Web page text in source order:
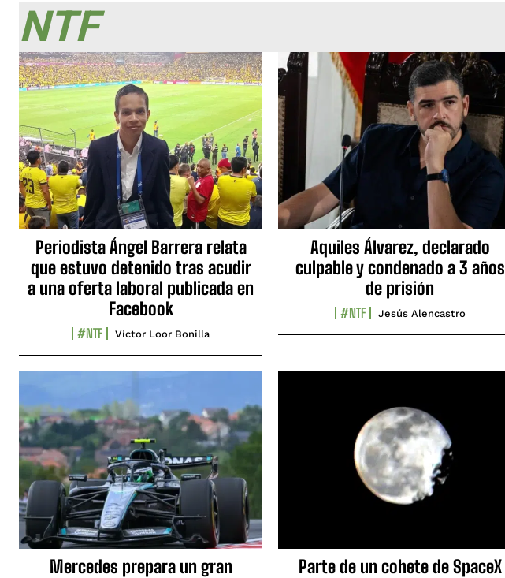
NTF
Periodista Ángel Barrera relata
que estuvo detenido tras acudir
a una oferta laboral publicada en
Facebook
#NTF Víctor Loor Bonilla
Aquiles Álvarez, declarado
culpable y condenado a 3 años
de prisión
#NTF Jesús Alencastro
Mercedes prepara un gran
Parte de un cohete de SpaceX